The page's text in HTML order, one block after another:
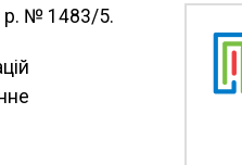
р. № 1483/5.